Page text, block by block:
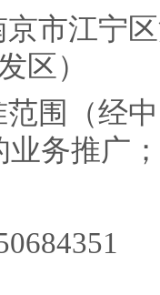
市江宁
区）
围（经
业务推广；